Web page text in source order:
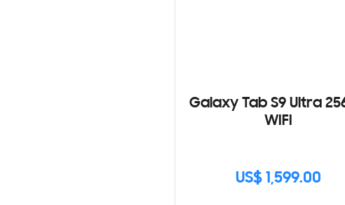
Galaxy Tab S9 Ultra
WIFI
US$ 1,599.00